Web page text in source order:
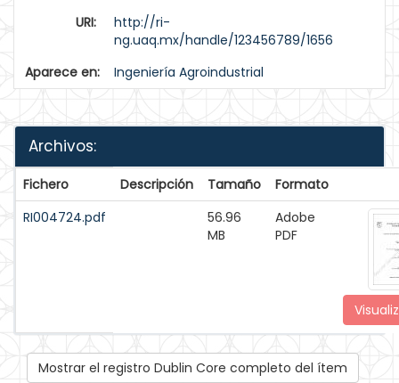
URI:
http://ri-
ng.uaq.mx/handle/123456789/1656
Aparece en:
Ingeniería Agroindustrial
Archivos:
Fichero Descripción Tamaño
Formato
RI004724.pdf
56.96
MB
Adobe
PDF
Mostrar el registro Dublin Core completo del ítem